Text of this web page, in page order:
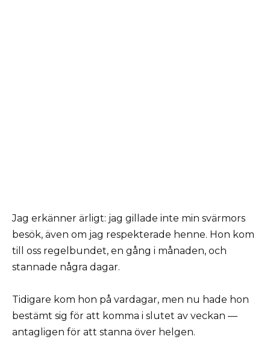
Jag erkänner ärligt: jag gillade inte min svärmors
besök, även om jag respekterade henne. Hon kom
till oss regelbundet, en gång i månaden, och
stannade några dagar.
Tidigare kom hon på vardagar, men nu hade hon
bestämt sig för att komma i slutet av veckan —
antagligen för att stanna över helgen.